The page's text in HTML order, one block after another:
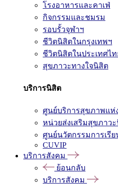
โรงอาหารและคาเฟ่
กิจกรรมและชมรม
รอบรั้วจุฬาฯ
ชีวิตนิสิตในกรุงเทพฯ
ชีวิตนิสิตในประเทศไท
สุขภาวะทางใจนิสิต
บริการนิสิต
ศูนย์บริการสุขภาพแห่
หน่วยส่งเสริมสุขภาว
ศูนย์นวัตกรรมการเรีย
CUVIP
บริการสังคม
ย้อนกลับ
บริการสังคม